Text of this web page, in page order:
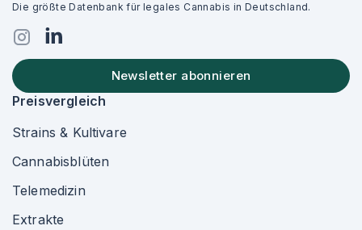
Die größte Datenbank für legales Cannabis in Deutschland.
Newsletter abonnieren
Preisvergleich
Strains & Kultivare
Cannabisblüten
Telemedizin
Extrakte